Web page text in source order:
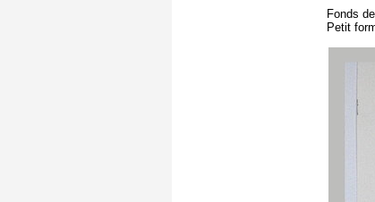
Fonds
Petit